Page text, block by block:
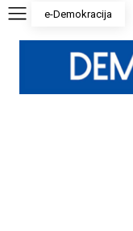
e-Demokracija